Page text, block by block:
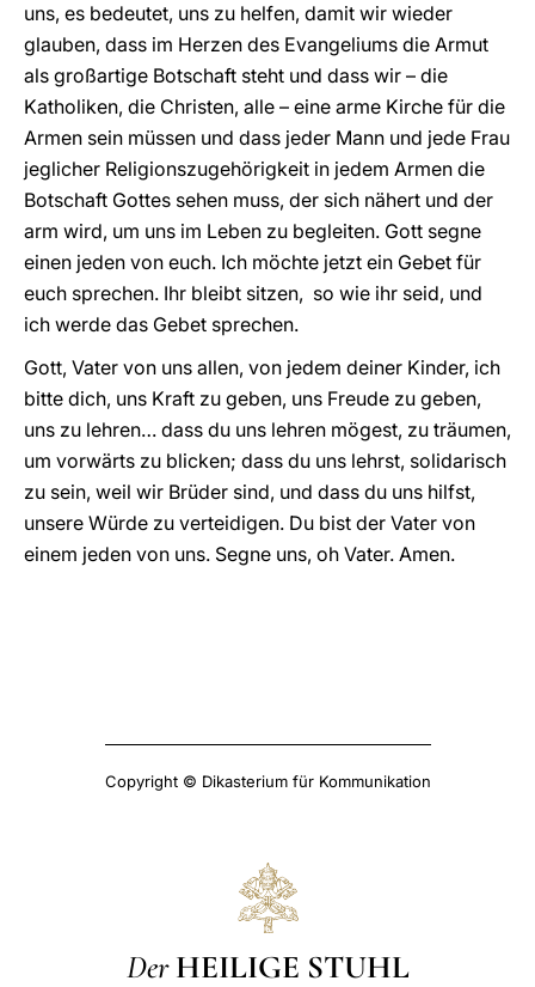
uns, es bedeutet, uns zu helfen, damit wir wieder
glauben, dass im Herzen des Evangeliums die Armut
als großartige Botschaft steht und dass wir – die
Katholiken, die Christen, alle – eine arme Kirche für die
Armen sein müssen und dass jeder Mann und jede Frau
jeglicher Religionszugehörigkeit in jedem Armen die
Botschaft Gottes sehen muss, der sich nähert und der
arm wird, um uns im Leben zu begleiten. Gott segne
einen jeden von euch. Ich möchte jetzt ein Gebet für
euch sprechen. Ihr bleibt sitzen, so wie ihr seid, und
ich werde das Gebet sprechen.
Gott, Vater von uns allen, von jedem deiner Kinder, ich
bitte dich, uns Kraft zu geben, uns Freude zu geben,
uns zu lehren… dass du uns lehren mögest, zu träumen,
um vorwärts zu blicken; dass du uns lehrst, solidarisch
zu sein, weil wir Brüder sind, und dass du uns hilfst,
unsere Würde zu verteidigen. Du bist der Vater von
einem jeden von uns. Segne uns, oh Vater. Amen.
Copyright © Dikasterium für Kommunikation
Der HEILIGE STUHL